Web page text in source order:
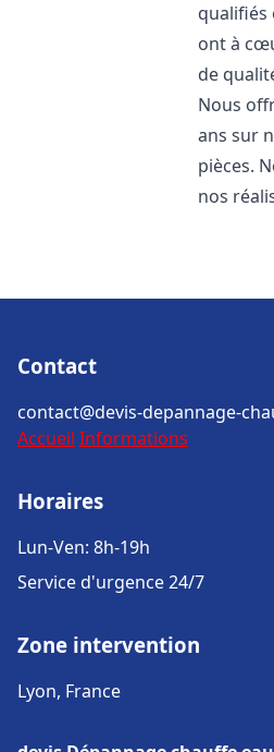
qualifiés
ont à
de
Nous
ans sur
pièces.
nos
Contact
contact@devis-depannage-
Accueil Informations
Horaires
Lun-Ven: 8h-19h
Service d'urgence 24/7
Zone intervention
Lyon, France